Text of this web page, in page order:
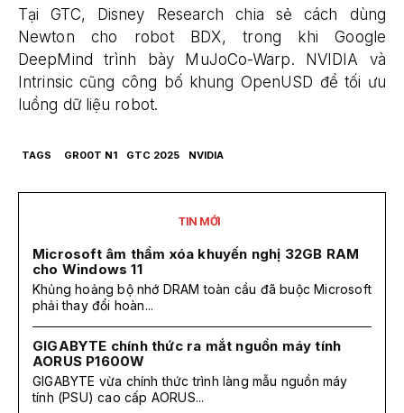
Tại GTC, Disney Research chia sẻ cách dùng
Newton cho robot BDX, trong khi Google
DeepMind trình bày MuJoCo-Warp. NVIDIA và
Intrinsic cũng công bố khung OpenUSD để tối ưu
luồng dữ liệu robot.
TAGS GR00T N1 GTC 2025 NVIDIA
TIN MỚI
Microsoft âm thầm xóa khuyến nghị 32GB RAM
cho Windows 11
Khủng hoảng bộ nhớ DRAM toàn cầu đã buộc Microsoft
phải thay đổi hoàn...
GIGABYTE chính thức ra mắt nguồn máy tính
AORUS P1600W
GIGABYTE vừa chính thức trình làng mẫu nguồn máy
tính (PSU) cao cấp AORUS...